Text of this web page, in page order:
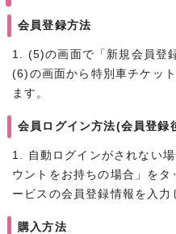
会員登録方法
1. (5)の画面で「新規会員登
(6)の画面から特別車チケッ
ます。
会員ログイン方法(会員登録
1. 自動ログインがされない
ウントをお持ちの場合」を
ービスの会員登録情報を入力
購入方法